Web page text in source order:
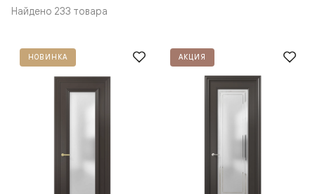
Найдено 233 товара
НОВИНКА АКЦИЯ